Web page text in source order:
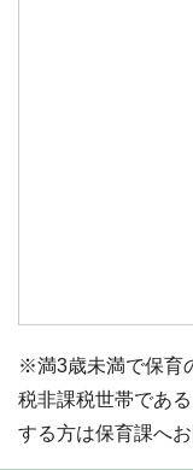
※満3歳未満で保育
税非課税世帯であ
する方は保育課へ